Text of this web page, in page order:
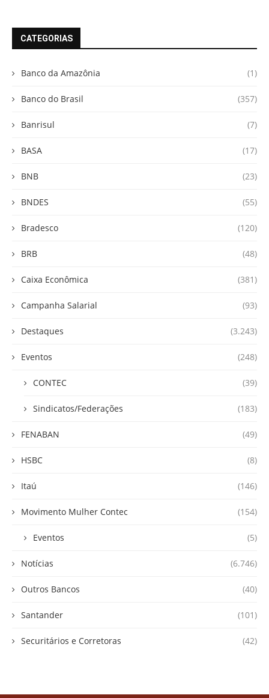
CATEGORIAS
Banco da Amazônia (1)
Banco do Brasil (357)
Banrisul (7)
BASA (17)
BNB (23)
BNDES (55)
Bradesco (120)
BRB (48)
Caixa Econômica (381)
Campanha Salarial (93)
Destaques (3.243)
Eventos (248)
CONTEC (39)
Sindicatos/Federações (183)
FENABAN (49)
HSBC (8)
Itaú (146)
Movimento Mulher Contec (154)
Eventos (5)
Notícias (6.746)
Outros Bancos (40)
Santander (101)
Securitários e Corretoras (42)